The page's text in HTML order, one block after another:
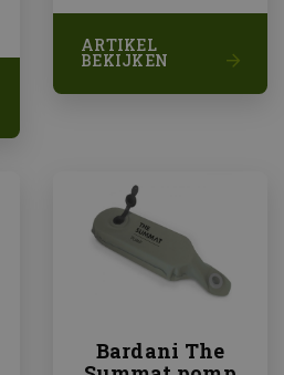
ARTIKEL
BEKIJKEN
Bardani The